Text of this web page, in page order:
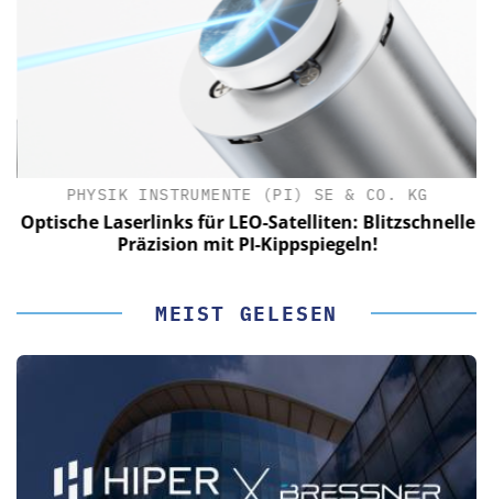
PHYSIK INSTRUMENTE (PI) SE & CO. KG
Optische Laserlinks für LEO-Satelliten: Blitzschnelle
Präzision mit PI-Kippspiegeln!
MEIST GELESEN